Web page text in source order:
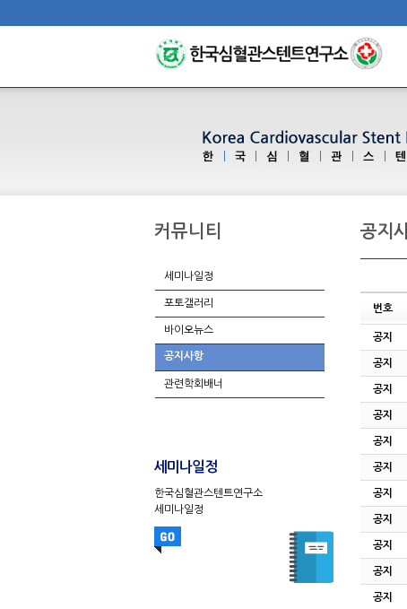
커뮤니티
세미나일정
포토갤러리
바이오뉴스
공지사항
관련학회배너
세미나일정
한국심혈관스텐트연구소
세미나일정
공지
번호
공지
공지
공지
공지
공지
공지
공지
공지
공지
공지
공지